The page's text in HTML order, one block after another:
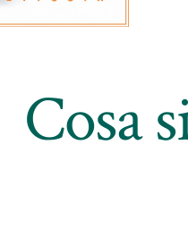
Cosa